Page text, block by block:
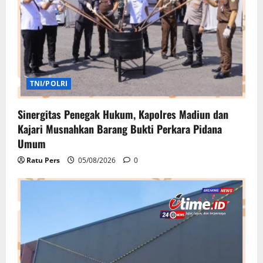
TNI/POLRI
Sinergitas Penegak Hukum, Kapolres Madiun dan
Kajari Musnahkan Barang Bukti Perkara Pidana
Umum
Ratu Pers 05/08/2026 0